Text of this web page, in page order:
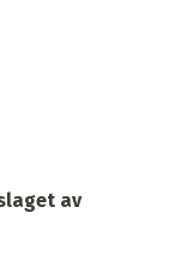
av